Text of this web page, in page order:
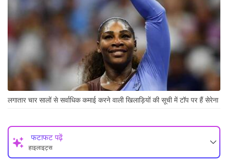
लगातार चार सालों से सर्वाधिक कमाई करने वाली खिलाड़ियों की सूची में टॉप पर हैं सेरेना
फटाफट पढ़ें
हाइलाइट्स